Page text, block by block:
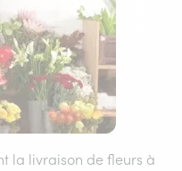
la livraison de fleurs à